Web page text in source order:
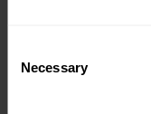
Selection
Necessary
den